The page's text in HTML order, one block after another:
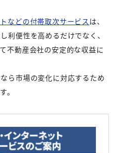
などの付帯取次サービス は、
利便性を高めるだけでなく、
不動産会社の安定的な収益に
ら市場の変化に対応するため
。